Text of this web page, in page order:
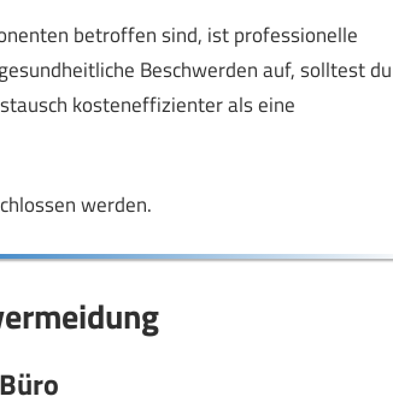
betroffen sind, ist professionelle
Beschwerden auf, solltest du
kosteneffizienter als eine
werden.